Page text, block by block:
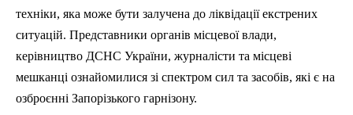
техніки, яка може бути залучена до ліквідації екстрених
ситуацій. Представники органів місцевої влади,
керівництво ДСНС України, журналісти та місцеві
мешканці ознайомилися зі спектром сил та засобів, які є на
озброєнні Запорізького гарнізону.